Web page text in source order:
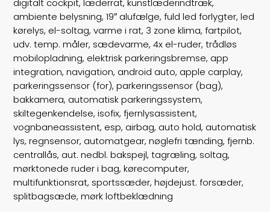
Lasteevne 555
Trækhjul
ABS bremser false
Airbags
1745
Døre
motor
digitalt cockpit, læderrat, kunstlæderindtræk,
ambiente belysning, 19″ alufælge, fuld led forlygter, led
kørelys, el-soltag, varme i rat, 3 zone klima, fartpilot,
udv. temp. måler, sædevarme, 4x el-ruder, trådløs
mobilopladning, elektrisk parkeringsbremse, app
integration, navigation, android auto, apple carplay,
parkeringssensor (for), parkeringssensor (bag),
bakkamera, automatisk parkeringssystem,
skiltegenkendelse, isofix, fjernlysassistent,
vognbaneassistent, esp, airbag, auto hold, automatisk
lys, regnsensor, automatgear, nøglefri tænding, fjernb.
centrallås, aut. nedbl. bakspejl, tagræling, soltag,
mørktonede ruder i bag, kørecomputer,
multifunktionsrat, sportssæder, højdejust. forsæder,
splitbagsæde, mørk loftbeklædning